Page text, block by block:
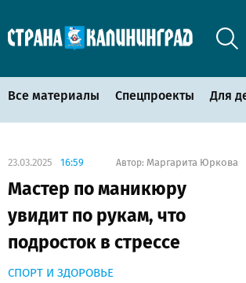
Все материалы Спецпроекты Для
23.03.2025 16:59 Автор: Маргарита Юркова
Мастер по маникюру
увидит по рукам, что
подросток в стрессе
СПОРТ И ЗДОРОВЬЕ